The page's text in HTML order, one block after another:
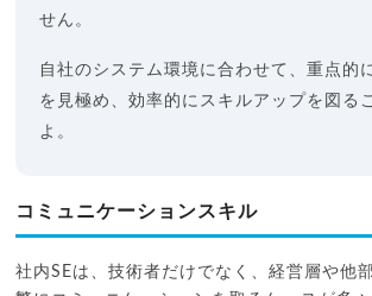
せん。
自社のシステム環境に合わせて、重点的
を見極め、効率的にスキルアップを図る
よ。
コミュニケーションスキル
社内SEは、技術者だけでなく、経営層や他